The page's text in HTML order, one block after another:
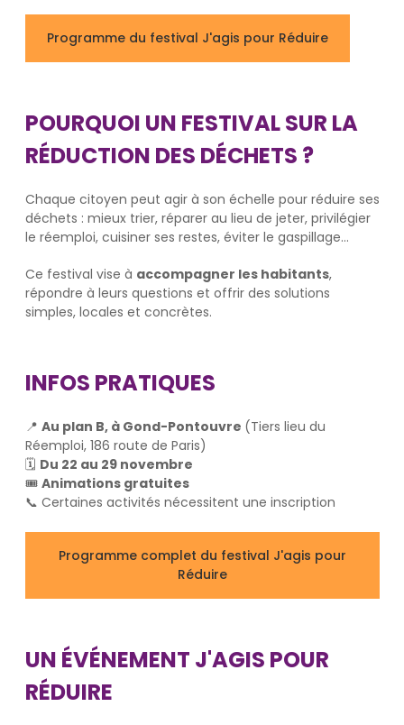
Programme du festival J'agis pour Réduire
POURQUOI UN FESTIVAL SUR LA
RÉDUCTION DES DÉCHETS ?
Chaque citoyen peut agir à son échelle pour réduire ses
déchets : mieux trier, réparer au lieu de jeter, privilégier
le réemploi, cuisiner ses restes, éviter le gaspillage…
Ce festival vise à accompagner les habitants,
répondre à leurs questions et offrir des solutions
simples, locales et concrètes.
INFOS PRATIQUES
📍 Au plan B, à Gond-Pontouvre (Tiers lieu du
Réemploi, 186 route de Paris)
🗓 Du 22 au 29 novembre
🎟 Animations gratuites
📞 Certaines activités nécessitent une inscription
Programme complet du festival J'agis pour
Réduire
UN ÉVÉNEMENT J'AGIS POUR
RÉDUIRE